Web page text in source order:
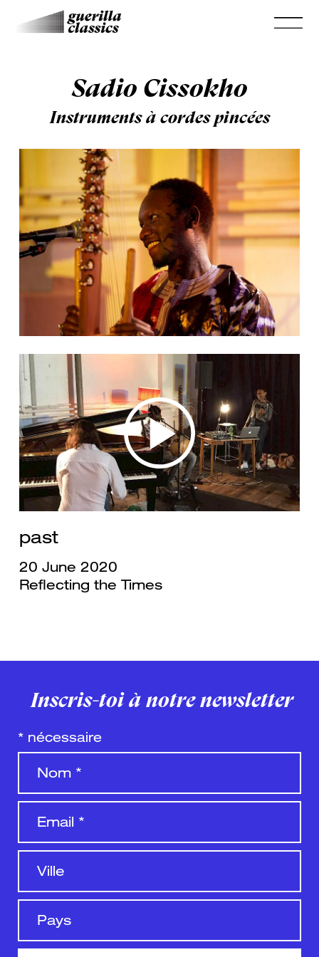
Sadio Cissokho
Instruments à cordes pincées
past
20 June 2020
Reflecting the Times
Inscris-toi à notre newsletter
* nécessaire